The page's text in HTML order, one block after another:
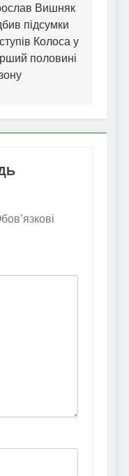
Вишняк
підсумки
Колоса у
половині